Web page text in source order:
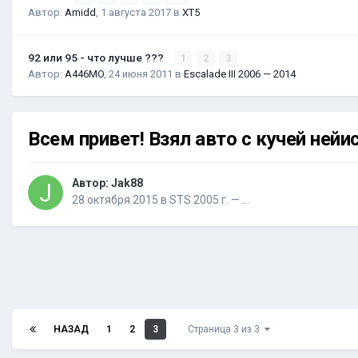
Автор: Amidd 1 августа 2017 в XT5
92 или 95 - что лучше ??? 1 2 3
Автор: A446MO 24 июня 2011 в Escalade III 2006 — 2014
Всем привет! Взял авто с кучей
Автор: Jak88
28 октября 2015 в STS 2005 г. — …
НАЗАД 1 2 3 Страница 3 из 3